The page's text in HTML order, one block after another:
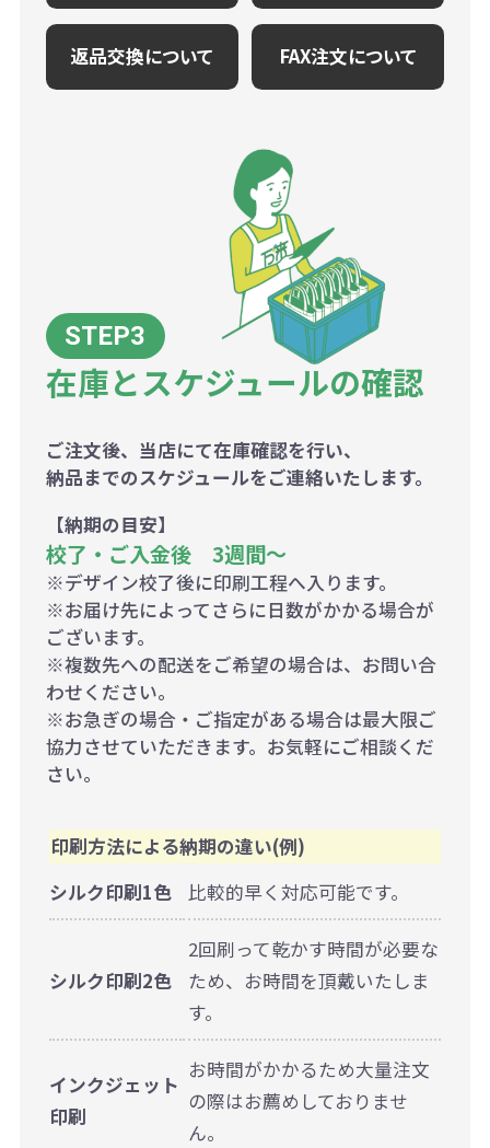
返品交換について FAX注文について
在庫とスケジュールの確認
ご注文後、当店にて在庫確認を行い、
納品までのスケジュールをご連絡いたします。
【納期の目安】
校了・ご入金後 3週間～
※デザイン校了後に印刷工程へ入ります。
※お届け先によってさらに日数がかかる場合が
ございます。
※複数先への配送をご希望の場合は、お問い合
わせください。
※お急ぎの場合・ご指定がある場合は最大限ご
協力させていただきます。お気軽にご相談くだ
さい。
印刷方法による納期の違い(例)
シルク印刷1色
比較的早く対応可能です。
シルク印刷2色
2回刷って乾かす時間が必要な
ため、お時間を頂戴いたしま
す。
インクジェット
印刷
お時間がかかるため大量注文
の際はお薦めしておりませ
ん。